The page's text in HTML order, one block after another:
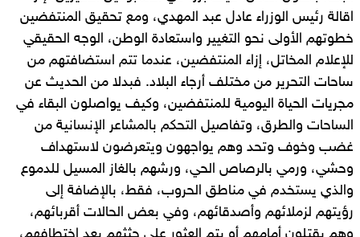
اقالة رئيس الوزراء عادل عبد المهدي، ومع تحقيق المنتفضين
خطوتهم الأولى نحو التغيير واستعادة الوطن، الوجه الحقيقي
للإعلام المخاتل، إزاء المنتفضين، عندما تتم استضافتهم من
ساحات التحرير من مختلف أرجاء البلاد. فبدلا من الحديث عن
مجريات الحياة اليومية للمنتفضين، وكيف يواصلون البقاء في
الساحات والطرق، وتفاصيل التحكم بالمشاعر الإنسانية من
غضب وخوف وتحد وهم يواجهون ويتعرضون لاستهداف
وحشي، ورمي بالرصاص الحي، ورشهم بالغاز المسيل للدموع
والذي يستخدم في مناطق الحروب، فقط، بالإضافة إلى
رؤيتهم لزملائهم وأصدقائهم، وفي بعض الحالات أقربائهم،